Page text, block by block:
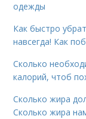
одежды
Как быстро
навсегда! Как
Сколько
калорий, чтоб
Сколько жира
Сколько жира